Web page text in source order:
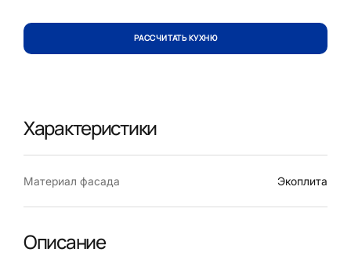
РАССЧИТАТЬ КУХНЮ
Характеристики
Материал фасада Экоплита
Описание